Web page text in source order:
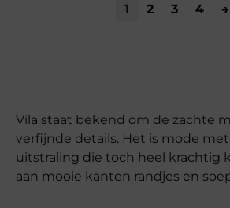
1 2 3 4 →
Vila staat bekend om de zachte
verfijnde details. Het is mode
uitstraling die toch heel krachtig
aan mooie kanten randjes en